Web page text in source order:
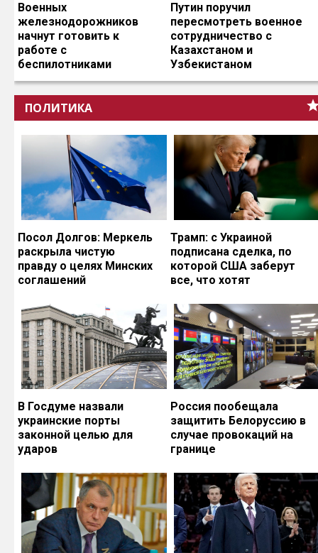
Военных
железнодорожников
начнут готовить к
работе с
беспилотниками
Путин поручил
пересмотреть военное
сотрудничество с
Казахстаном и
Узбекистаном
ПОЛИТИКА
Посол Долгов: Меркель
раскрыла чистую
правду о целях Минских
соглашений
Трамп: с Украиной
подписана сделка, по
которой США заберут
все, что хотят
В Госдуме назвали
украинские порты
законной целью для
ударов
Россия пообещала
защитить Белоруссию в
случае провокаций на
границе